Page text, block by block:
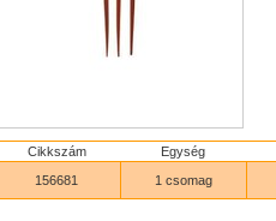
Cikkszám
Egység
156681
1 csomag